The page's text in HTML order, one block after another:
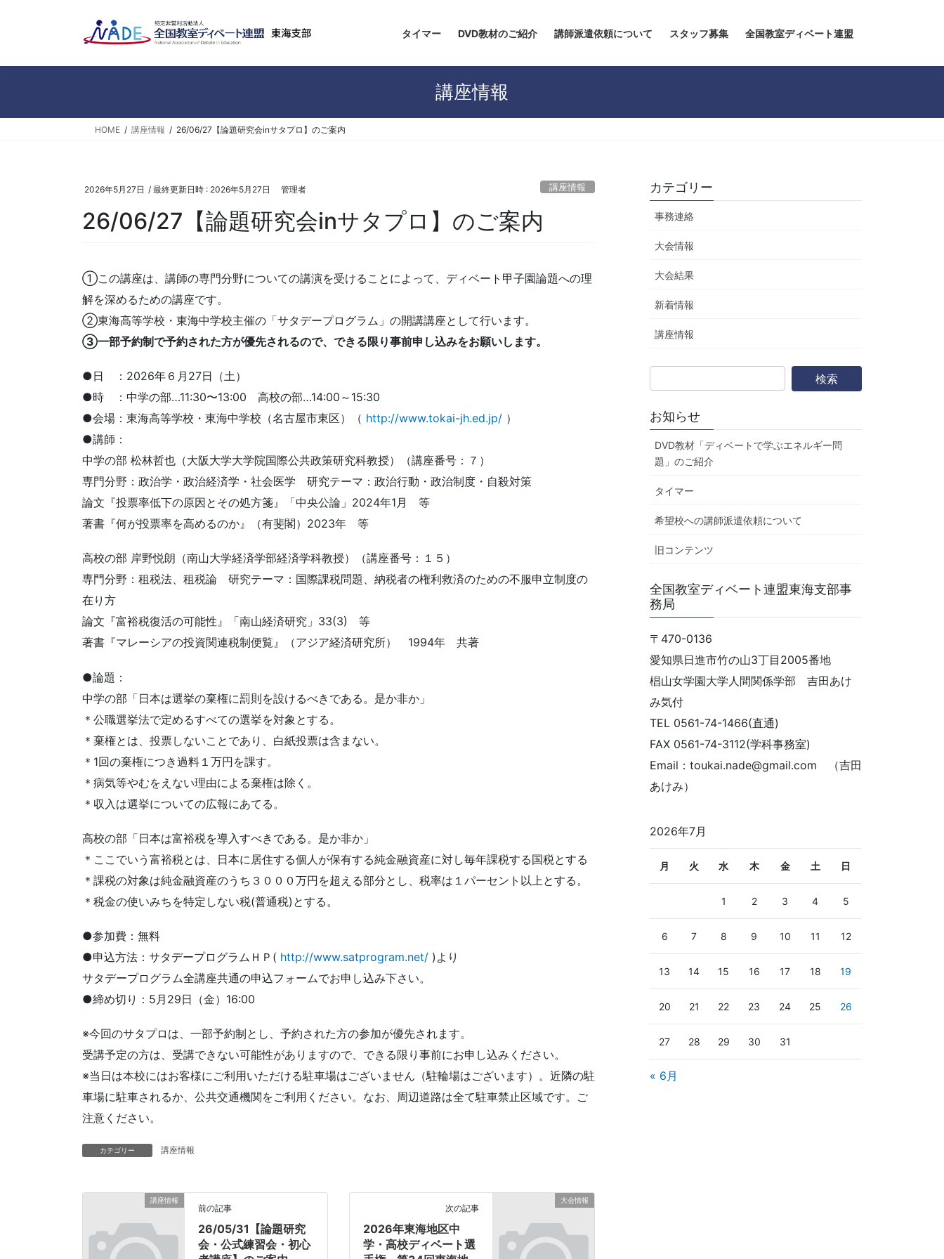
タイマー DVD教材のご紹介 講師派遣依頼について スタッフ募集 全国教室ディベート連盟
講座情報
HOME 講座情報 26/06/27【論題研究会inサタプロ】のご案内
2026年5月27日 / 最終更新日時 : 2026年5月27日 管理者 講座情報
26/06/27【論題研究会inサタプロ】のご案内
①この講座は、講師の専門分野についての講演を受けることによって、ディベート甲子園論題への理
解を深めるための講座です。
②東海高等学校・東海中学校主催の「サタデープログラム」の開講講座として行います。
③一部予約制で予約された方が優先されるので、できる限り事前申し込みをお願いします。
●日 ：2026年６月27日（土）
●時 ：中学の部…11:30〜13:00 高校の部…14:00～15:30
●会場：東海高等学校・東海中学校（名古屋市東区）（ http://www.tokai-jh.ed.jp/ ）
●講師：
中学の部 松林哲也（大阪大学大学院国際公共政策研究科教授）（講座番号：７）
専門分野：政治学・政治経済学・社会医学 研究テーマ：政治行動・政治制度・自殺対策
論文『投票率低下の原因とその処方箋』「中央公論」2024年1月 等
著書『何が投票率を高めるのか』（有斐閣）2023年 等
高校の部 岸野悦朗（南山大学経済学部経済学科教授）（講座番号：１５）
専門分野：租税法、租税論 研究テーマ：国際課税問題、納税者の権利救済のための不服申立制度の
在り方
論文『富裕税復活の可能性』「南山経済研究」33(3) 等
著書『マレーシアの投資関連税制便覧』（アジア経済研究所） 1994年 共著
●論題：
中学の部「日本は選挙の棄権に罰則を設けるべきである。是か非か」
＊公職選挙法で定めるすべての選挙を対象とする。
＊棄権とは、投票しないことであり、白紙投票は含まない。
＊1回の棄権につき過料１万円を課す。
＊病気等やむをえない理由による棄権は除く。
＊収入は選挙についての広報にあてる。
高校の部「日本は富裕税を導入すべきである。是か非か」
＊ここでいう富裕税とは、日本に居住する個人が保有する純金融資産に対し毎年課税する国税とする
＊課税の対象は純金融資産のうち３０００万円を超える部分とし、税率は１パーセント以上とする。
＊税金の使いみちを特定しない税(普通税)とする。
●参加費：無料
●申込方法：サタデープログラムＨＰ( http://www.satprogram.net/ )より
サタデープログラム全講座共通の申込フォームでお申し込み下さい。
●締め切り：5月29日（金）16:00
※今回のサタプロは、一部予約制とし、予約された方の参加が優先されます。
受講予定の方は、受講できない可能性がありますので、できる限り事前にお申し込みください。
※当日は本校にはお客様にご利用いただける駐車場はございません（駐輪場はございます）。近隣の駐
車場に駐車されるか、公共交通機関をご利用ください。なお、周辺道路は全て駐車禁止区域です。ご
注意ください。
カテゴリー 講座情報
講座情報
前の記事
26/05/31【論題研究
会・公式練習会・初心
大会情報
次の記事
2026年東海地区中
学・高校ディベート選
カテゴリー
事務連絡
大会情報
大会結果
新着情報
講座情報
お知らせ
DVD教材「ディベートで学ぶエネルギー問
題」のご紹介
タイマー
希望校への講師派遣依頼について
旧コンテンツ
全国教室ディベート連盟東海支部事
務局
〒470-0136
愛知県日進市竹の山3丁目2005番地
椙山女学園大学人間関係学部 吉田あけ
み気付
TEL 0561-74-1466(直通)
FAX 0561-74-3112(学科事務室)
Email：toukai.nade@gmail.com （吉田
あけみ）
2026年7月
月 火 水 木 金 土 日
1 2 3 4 5
6 7 8 9 10 11 12
13 14 15 16 17 18 19
20 21 22 23 24 25 26
27 28 29 30 31
« 6月